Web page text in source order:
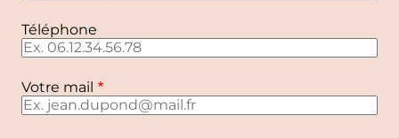
Téléphone
Votre mail